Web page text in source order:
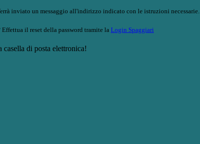
inviato un messaggio all'indirizzo indicato con le istruzioni necessarie.
il reset della password tramite la Login Spaggiari
di posta elettronica!